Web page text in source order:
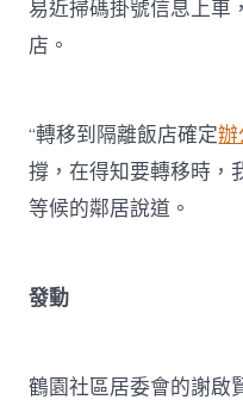
易近掃碼掛號信息上車
店。
“轉移到隔離飯店確定
撐，在得知要轉移時，
等候的鄰居說道。
發動
鶴園社區居委會的謝啟